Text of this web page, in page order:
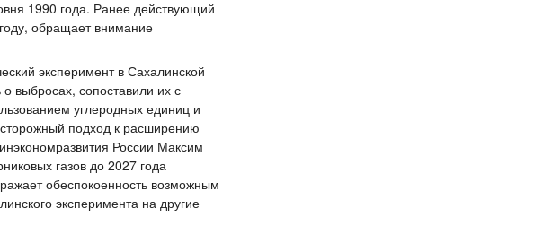
1990 года. Ранее действующий
обращает внимание
эксперимент в Сахалинской
выбросах, сопоставили их с
углеродных единиц и
подход к расширению
России Максим
газов до 2027 года
обеспокоенность возможным
эксперимента на другие